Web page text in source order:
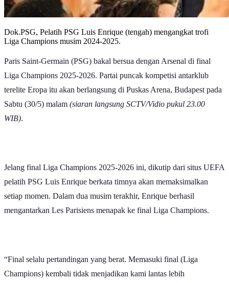
Dok.PSG, Pelatih PSG Luis Enrique (tengah) mengangkat trofi
Liga Champions musim 2024-2025.
Paris Saint-Germain (PSG) bakal bersua dengan Arsenal di final
Liga Champions 2025-2026. Partai puncak kompetisi antarklub
terelite Eropa itu akan berlangsung di Puskas Arena, Budapest pada
Sabtu (30/5) malam (siaran langsung SCTV/Vidio pukul 23.00
WIB).
Jelang final Liga Champions 2025-2026 ini, dikutip dari situs UEFA
pelatih PSG Luis Enrique berkata timnya akan memaksimalkan
setiap momen. Dalam dua musim terakhir, Enrique berhasil
mengantarkan Les Parisiens menapak ke final Liga Champions.
“Final selalu pertandingan yang berat. Memasuki final (Liga
Champions) kembali tidak menjadikan kami lantas lebih